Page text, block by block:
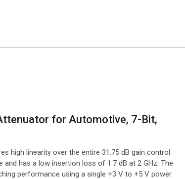
for Automotive, 7-Bit,
high linearity over the entire 31.75 dB gain control
and has a low insertion loss of 1.7 dB at 2 GHz. The
performance using a single +3 V to +5 V power